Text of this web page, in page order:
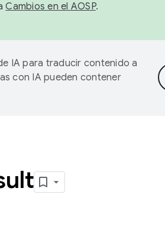
Cambios en el AOSP.
IA para traducir contenido a
con IA pueden contener